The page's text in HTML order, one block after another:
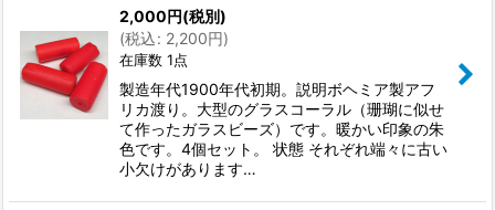
2,000円(税別)
(税込: 2,200円)
在庫数 1点
製造年代1900年代初期。説明ボヘミア製アフ
リカ渡り。大型のグラスコーラル（珊瑚に似せ
て作ったガラスビーズ）です。暖かい印象の朱
色です。4個セット。 状態 それぞれ端々に古い
小欠けがあります…